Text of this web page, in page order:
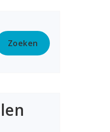
Zoeken